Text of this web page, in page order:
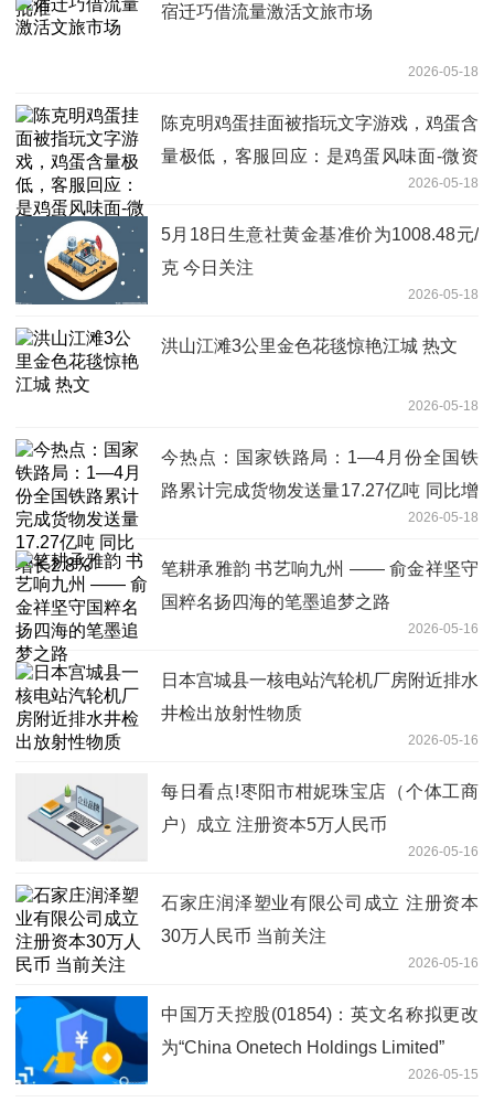
宿迁巧借流量激活文旅市场
2026-05-18
陈克明鸡蛋挂面被指玩文字游戏，鸡蛋含
量极低，客服回应：是鸡蛋风味面-微资
2026-05-18
5月18日生意社黄金基准价为1008.48元/
克 今日关注
2026-05-18
洪山江滩3公里金色花毯惊艳江城 热文
2026-05-18
今热点：国家铁路局：1—4月份全国铁
路累计完成货物发送量17.27亿吨 同比增
2026-05-18
笔耕承雅韵 书艺响九州 —— 俞金祥坚守
国粹名扬四海的笔墨追梦之路
2026-05-16
日本宫城县一核电站汽轮机厂房附近排水
井检出放射性物质
2026-05-16
每日看点!枣阳市柑妮珠宝店（个体工商
户）成立 注册资本5万人民币
2026-05-16
石家庄润泽塑业有限公司成立 注册资本
30万人民币 当前关注
2026-05-16
中国万天控股(01854)：英文名称拟更改
为“China Onetech Holdings Limited”
2026-05-15